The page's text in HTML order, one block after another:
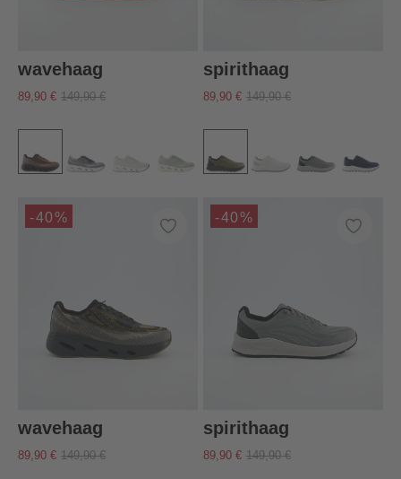
wavehaag
89,90 € 149,90 €
spirithaag
89,90 € 149,90 €
-40%
wavehaag
89,90 € 149,90 €
-40%
spirithaag
89,90 € 149,90 €